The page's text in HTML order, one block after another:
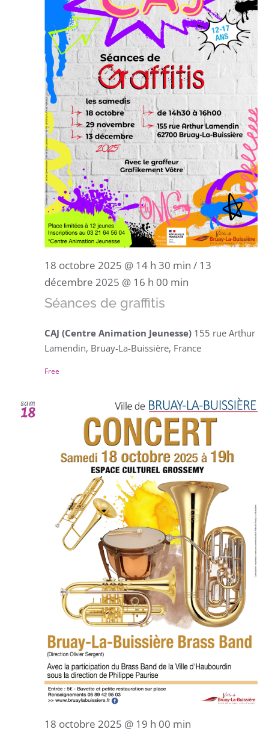
18 octobre 2025 @ 14 h 30 min / 13
décembre 2025 @ 16 h 00 min
Séances de graffitis
CAJ (Centre Animation Jeunesse) 155 rue Arthur
Lamendin, Bruay-La-Buissière, France
Free
sam
18
18 octobre 2025 @ 19 h 00 min